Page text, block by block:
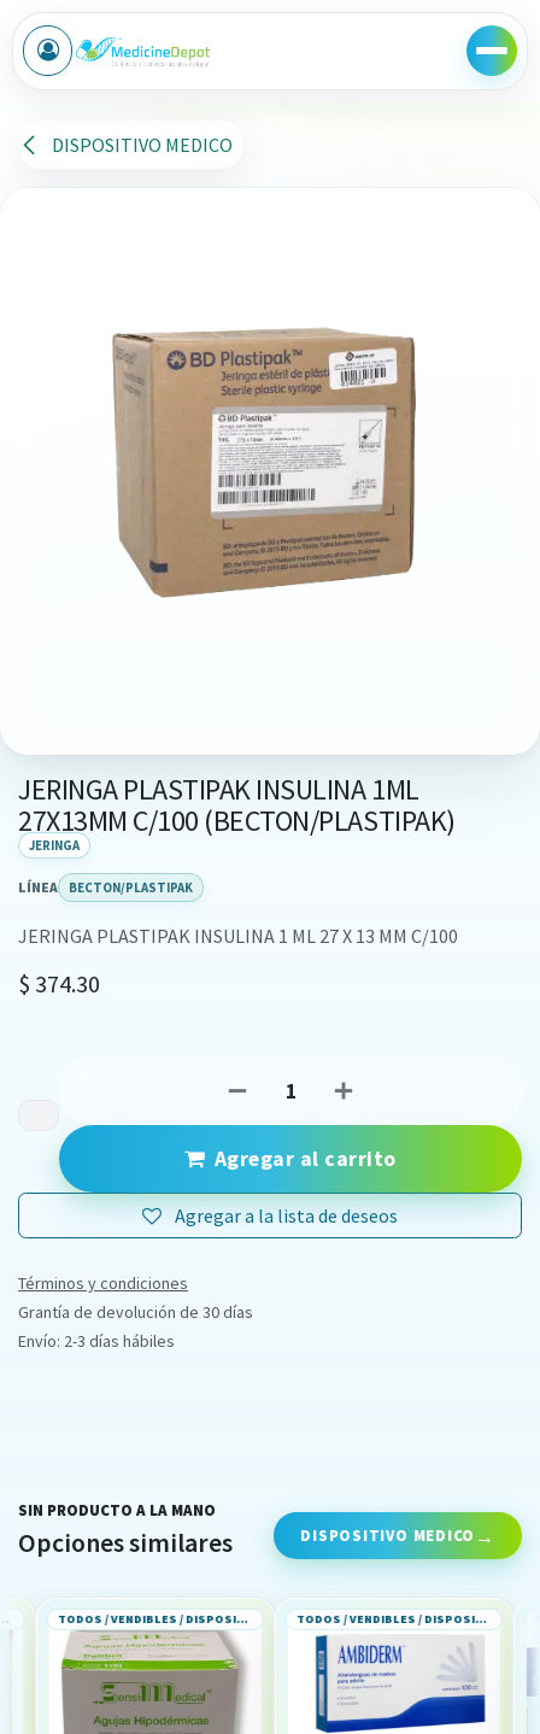
Ir al contenido
DISPOSITIVO MEDICO
JERINGA PLASTIPAK INSULINA 1ML
27X13MM C/100 (BECTON/PLASTIPAK)
JERINGA
LÍNEA BECTON/PLASTIPAK
JERINGA PLASTIPAK INSULINA 1 ML 27 X 13 MM C/100
$ 374.30
Agregar al carrito
Agregar a la lista de deseos
Términos y condiciones
Grantía de devolución de 30 días
Envío: 2-3 días hábiles
SIN PRODUCTO A LA MANO
Opciones similares DISPOSITIVO MEDICO
TODOS / VENDIBLES / DISPOSITIVO MEDICO TODOS / VENDIBLES / DISPOSITIVO MEDICO